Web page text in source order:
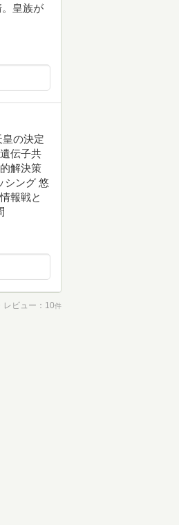
皇族が
の決定
伝子共
解決策
シング 悠
報戦と
レビュー 10件